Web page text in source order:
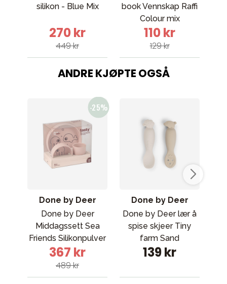
silikon - Blue Mix
270 kr
449 kr
book Vennskap Raffi
Colour mix
110 kr
129 kr
ANDRE KJØPTE OGSÅ
Done by Deer
Done by Deer
Middagssett Sea
Friends Silikonpulver
367 kr
489 kr
Done by Deer
Done by Deer lær å
spise skjeer Tiny
farm Sand
139 kr